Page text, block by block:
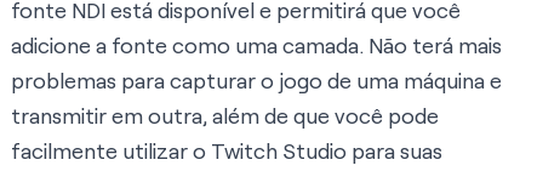
fonte NDI está disponível e permitirá que você
adicione a fonte como uma camada. Não terá mais
problemas para capturar o jogo de uma máquina e
transmitir em outra, além de que você pode
facilmente utilizar o Twitch Studio para suas